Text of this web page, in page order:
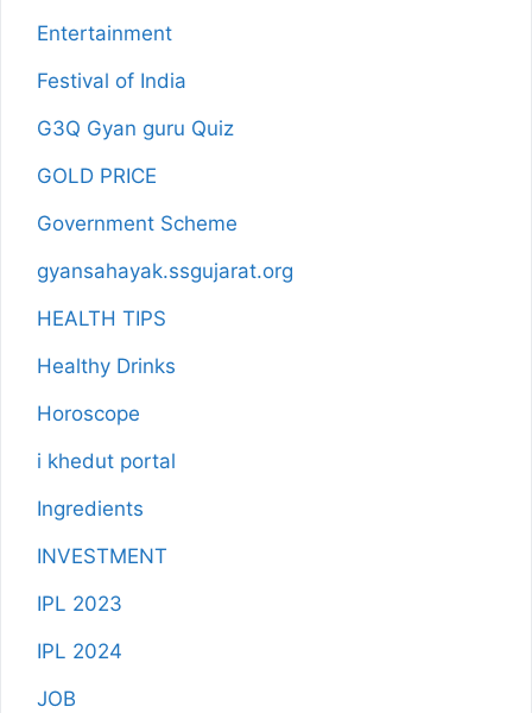
Entertainment
Festival of India
G3Q Gyan guru Quiz
GOLD PRICE
Government Scheme
gyansahayak.ssgujarat.org
HEALTH TIPS
Healthy Drinks
Horoscope
i khedut portal
Ingredients
INVESTMENT
IPL 2023
IPL 2024
JOB